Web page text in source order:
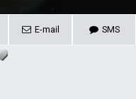
E-mail SMS